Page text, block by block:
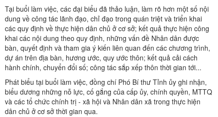
Tại buổi làm việc, các đại biểu đã thảo luận, làm rõ hơn một số nội
dung về công tác lãnh đạo, chỉ đạo trong quán triệt và triển khai
các quy định về thực hiện dân chủ ở cơ sở; kết quả thực hiện công
khai các nội dung theo quy định, những vấn đề Nhân dân được
bàn, quyết định và tham gia ý kiến liên quan đến các chương trình,
dự án trên địa bàn, hương ước, quy ước thôn; kết quả cải cách
hành chính, chuyển đổi số; công tác sắp xếp thôn thời gian tới...
Phát biểu tại buổi làm việc, đồng chí Phó Bí thư Tỉnh ủy ghi nhận,
biểu dương những nỗ lực, cố gắng của cấp ủy, chính quyền, MTTQ
và các tổ chức chính trị - xã hội và Nhân dân xã trong thực hiện
dân chủ ở cơ sở thời gian qua.